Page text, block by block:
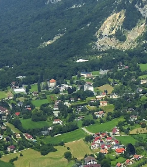
DÉCOUVRIR
Le plateau sommital
La forêt
Les zones humides
Les falaises
Curiosités géologiques